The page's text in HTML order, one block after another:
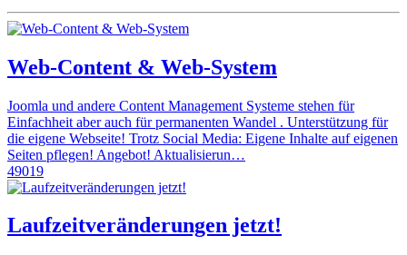
Web-Content & Web-System
Joomla und andere Content Management Systeme stehen für
Einfachheit aber auch für permanenten Wandel . Unterstützung für
die eigene Webseite! Trotz Social Media: Eigene Inhalte auf eigenen
Seiten pflegen! Angebot! Aktualisierun…
49019
Laufzeitveränderungen jetzt!